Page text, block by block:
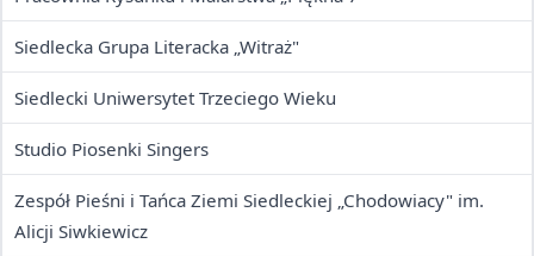
Siedlecka Grupa Literacka „Witraż"
Siedlecki Uniwersytet Trzeciego Wieku
Studio Piosenki Singers
Zespół Pieśni i Tańca Ziemi Siedleckiej „Chodowiacy" im.
Alicji Siwkiewicz